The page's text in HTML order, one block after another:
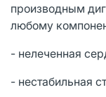
производным
любому
- нелеченная
- нестабильная